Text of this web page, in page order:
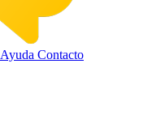
Ayuda Contacto